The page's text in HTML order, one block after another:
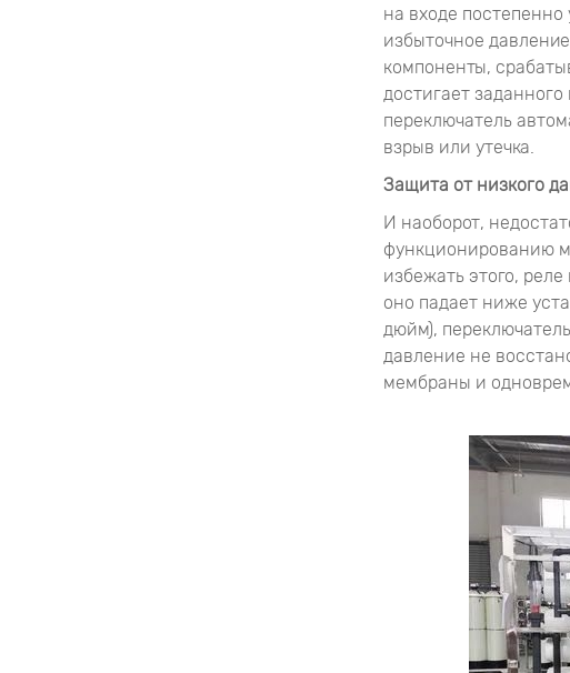
на входе постепенно
избыточное
компоненты,
достигает
переключатель
взрыв или утечка.
Защита от низкого
И наоборот,
функционированию
избежать этого,
оно падает ниже
дюйм),
давление не
мембраны и